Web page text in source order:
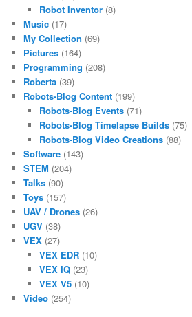
Robot Inventor(8)
Music (17)
My Collection (69)
Pictures (164)
Programming (208)
Roberta (39)
Robots-Blog Content (199)
Robots-Blog Events(71)
Robots-Blog Timelapse Builds(75)
Robots-Blog Video Creations(88)
Software (143)
STEM (204)
Talks (90)
Toys (157)
UAV / Drones (26)
UGV (38)
VEX (27)
VEX EDR(10)
VEX IQ(23)
VEX V5(10)
Video (254)